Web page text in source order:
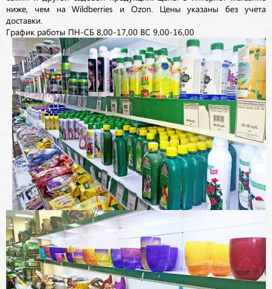
ниже, чем на Wildberries и Ozon. Цены указаны без учета
доставки.
График работы ПН-СБ 8,00-17,00 ВС 9,00-16,00